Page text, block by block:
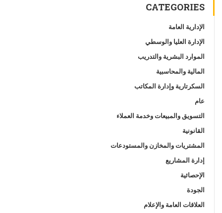
CATEGORIES
الإدارية العامة
الإدارة العليا والوسطي
الموارد البشرية والتدريب
المالية والمحاسبية
السكرتارية وإدارة المكاتب
عام
التسويق والمبيعات وخدمة العملاء
القانونية
المشتريات والمخازن والمستودعات
إدارة المشاريع
الإحصائية
الجودة
العلاقات العامة والإعلام